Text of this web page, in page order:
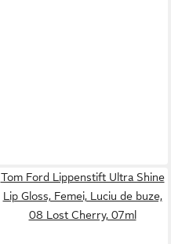
Tom Ford Lippenstift Ultra Shine
Lip Gloss, Femei, Luciu de buze,
08 Lost Cherry, 07ml